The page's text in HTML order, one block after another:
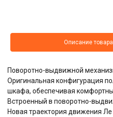
Описание товара
Поворотно-выдвижной
Оригинальная конфигурация
шкафа, обеспечивая
Встроенный в поворотно-
Новая траектория движения